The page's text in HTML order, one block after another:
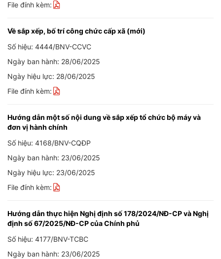
File đính kèm:
Về sắp xếp, bố trí công chức cấp xã (mới)
Số hiệu: 4444/BNV-CCVC
Ngày ban hành: 28/06/2025
Ngày hiệu lực: 28/06/2025
File đính kèm:
Hướng dẫn một số nội dung về sắp xếp tổ chức bộ máy và
đơn vị hành chính
Số hiệu: 4168/BNV-CQĐP
Ngày ban hành: 23/06/2025
Ngày hiệu lực: 23/06/2025
File đính kèm:
Hướng dẫn thực hiện Nghị định số 178/2024/NĐ-CP và Nghị
định số 67/2025/NĐ-CP của Chính phủ
Số hiệu: 4177/BNV-TCBC
Ngày ban hành: 23/06/2025